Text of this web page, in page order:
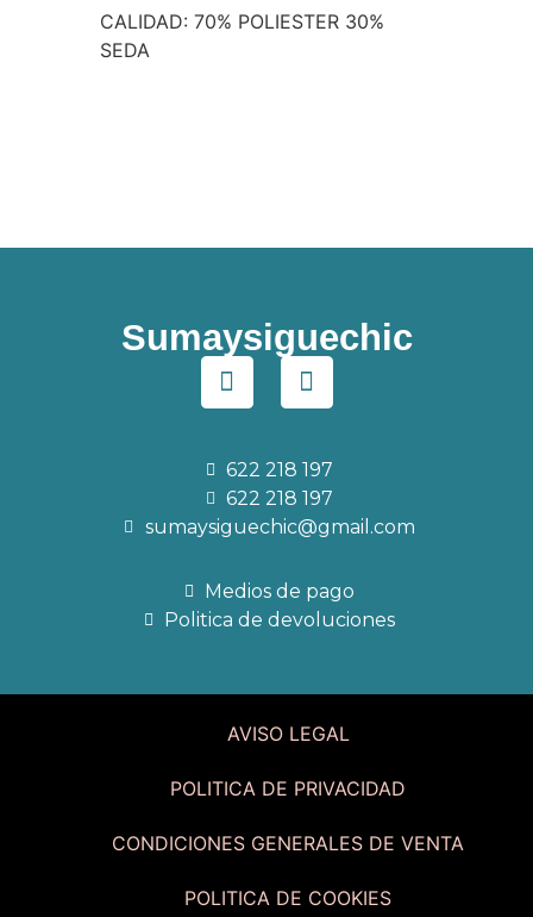
CALIDAD: 70% POLIESTER 30%
SEDA
Sumaysiguechic
622 218 197
622 218 197
sumaysiguechic@gmail.com
Medios de pago
Politica de devoluciones
AVISO LEGAL
POLITICA DE PRIVACIDAD
CONDICIONES GENERALES DE VENTA
POLITICA DE COOKIES